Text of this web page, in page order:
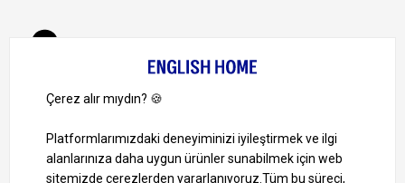
Müşteri Hizmetleri
Pazartesi-Cuma: 09:00 – 18:00
Cumartesi-Pazar: Kapalı